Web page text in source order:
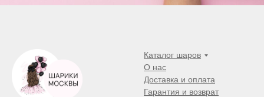
Каталог шаров
О нас
Доставка и оплата
Гарантия и возврат